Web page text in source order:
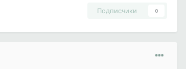
Подписчики 0